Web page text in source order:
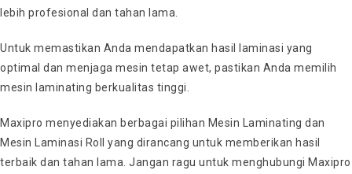
lebih profesional dan tahan lama.
Untuk memastikan Anda mendapatkan hasil laminasi yang
optimal dan menjaga mesin tetap awet, pastikan Anda memilih
mesin laminating berkualitas tinggi.
Maxipro menyediakan berbagai pilihan Mesin Laminating dan
Mesin Laminasi Roll yang dirancang untuk memberikan hasil
terbaik dan tahan lama. Jangan ragu untuk menghubungi Maxipro